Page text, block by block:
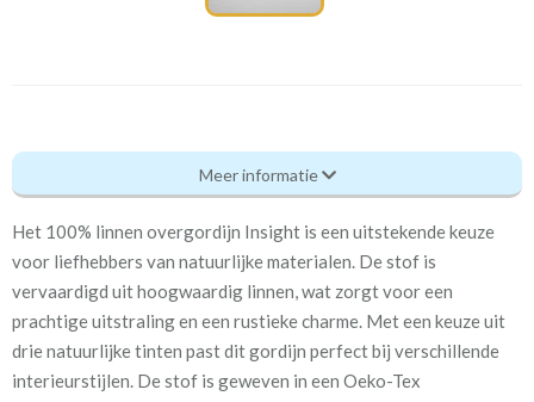
Va_Inside - Insight 10 white twist
Eigenschappen gordijnstof
Artikelnummer
Va_Inside - Insight 10 white
Stofbreedte: 142 cm
Mate van verduistering:
Geen (voering optioneel
Meer informatie
Het 100% linnen overgordijn Insight is een uitstekende keuze
voor liefhebbers van natuurlijke materialen. De stof is
vervaardigd uit hoogwaardig linnen, wat zorgt voor een
prachtige uitstraling en een rustieke charme. Met een keuze uit
drie natuurlijke tinten past dit gordijn perfect bij verschillende
interieurstijlen. De stof is geweven in een Oeko-Tex